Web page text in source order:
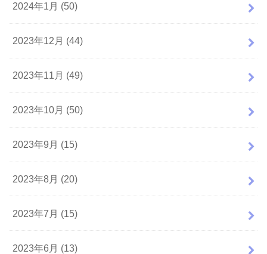
2024年1月 (50)
2023年12月 (44)
2023年11月 (49)
2023年10月 (50)
2023年9月 (15)
2023年8月 (20)
2023年7月 (15)
2023年6月 (13)